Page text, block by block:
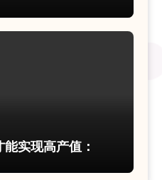
实现高产值：